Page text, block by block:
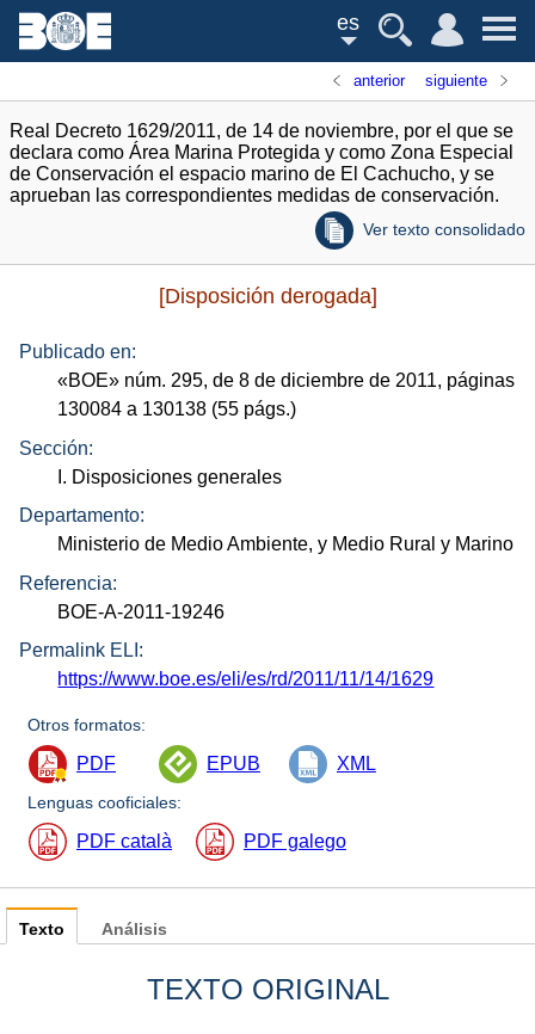
es
anterior siguiente
Real Decreto 1629/2011, de 14 de noviembre, por el que se
declara como Área Marina Protegida y como Zona Especial
de Conservación el espacio marino de El Cachucho, y se
aprueban las correspondientes medidas de conservación.
Ver texto consolidado
[Disposición derogada]
Publicado en:
«BOE» núm. 295, de 8 de diciembre de 2011, páginas
130084 a 130138 (55 págs.)
Sección:
I. Disposiciones generales
Departamento:
Ministerio de Medio Ambiente, y Medio Rural y Marino
Referencia:
BOE-A-2011-19246
Permalink ELI:
https://www.boe.es/eli/es/rd/2011/11/14/1629
Otros formatos:
PDF EPUB XML
Lenguas cooficiales:
PDF català PDF galego
Texto
TEXTO ORIGINAL
Análisis